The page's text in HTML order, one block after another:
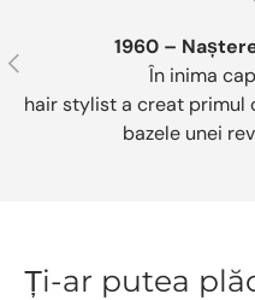
Anterior
1960 –
În inima
hair stylist a creat primul
bazele unei
Ți-ar putea